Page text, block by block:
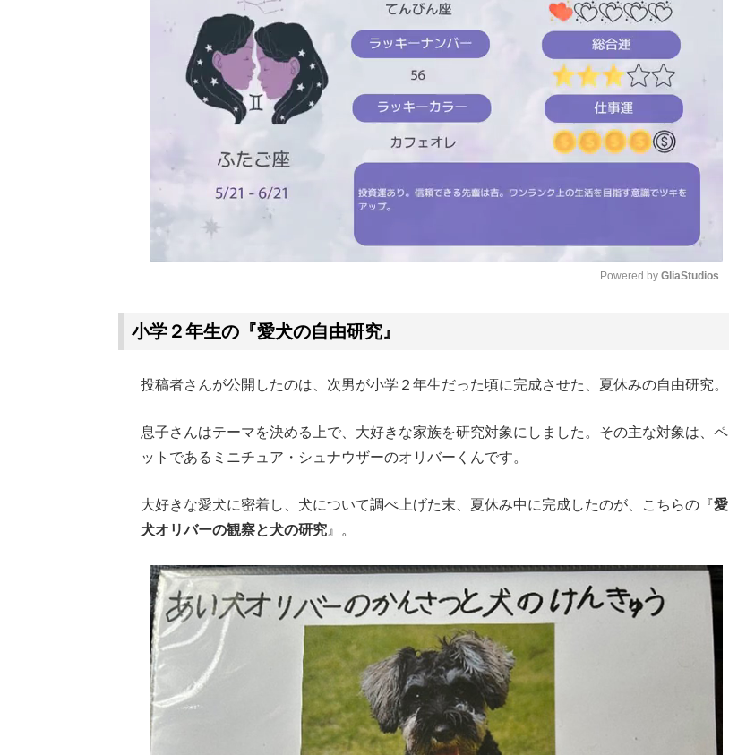
Powered by GliaStudios
小学２年生の『愛犬の自由研究』
投稿者さんが公開したのは、次男が小学２年生だった頃に完成させた、夏休みの自由研究。
息子さんはテーマを決める上で、大好きな家族を研究対象にしました。その主な対象は、ペ
ットであるミニチュア・シュナウザーのオリバーくんです。
大好きな愛犬に密着し、犬について調べ上げた末、夏休み中に完成したのが、こちらの『愛
犬オリバーの観察と犬の研究 』。